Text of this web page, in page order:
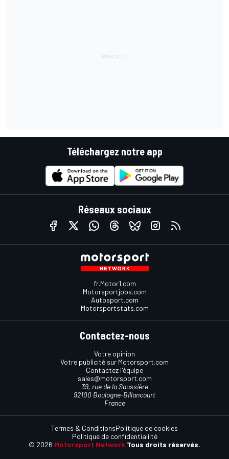
Téléchargez notre app
Réseaux sociaux
fr.Motor1.com
Motorsportjobs.com
Autosport.com
Motorsportstats.com
Contactez-nous
Votre opinion
Votre publicité sur Motorsport.com
Contactez l'équipe
sales@motorsport.com
39, rue de la Saussière
92100 Boulogne-Billancourt
France
© 2026 Motorsport Network Tous droits réservés.
Termes & ConditionsPolitique de cookies
Politique de confidentialilté